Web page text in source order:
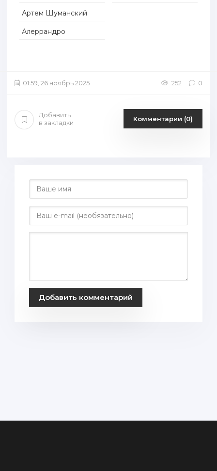
Артем Шуманский
Алеррандро
01:59, 26 ноябрь 2025 252 0
Добавить
в закладки
Комментарии (0)
Добавить комментарий